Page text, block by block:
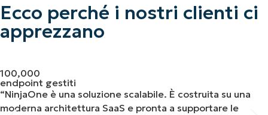
Ecco perché i nostri clienti ci
apprezzano
100,000
endpoint gestiti
“NinjaOne è una soluzione scalabile. È costruita su una
moderna architettura SaaS e pronta a supportare le